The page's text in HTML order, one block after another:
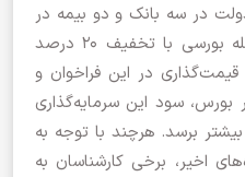
در سه بانک و دو بیمه در
قالب اولین صندوق قابل معامله بورسی با تخفیف ۲۰ درصد
در این فراخوان و
سود این سرمایه‌گذاری
و حتی بیشتر برسد. هرچند با توجه به
اخیر، برخی کارشناسان به